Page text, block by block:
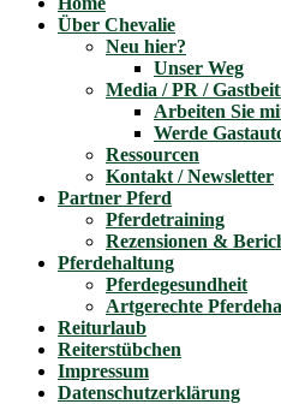
Über Chevalie
Neu hier?
Unser Weg
Media / PR /
Arbeiten Sie
Werde
Ressourcen
Kontakt / Newsletter
Partner Pferd
Pferdetraining
Rezensionen &
Pferdehaltung
Pferdegesundheit
Artgerechte
Reiturlaub
Reiterstübchen
Impressum
Datenschutzerklärung